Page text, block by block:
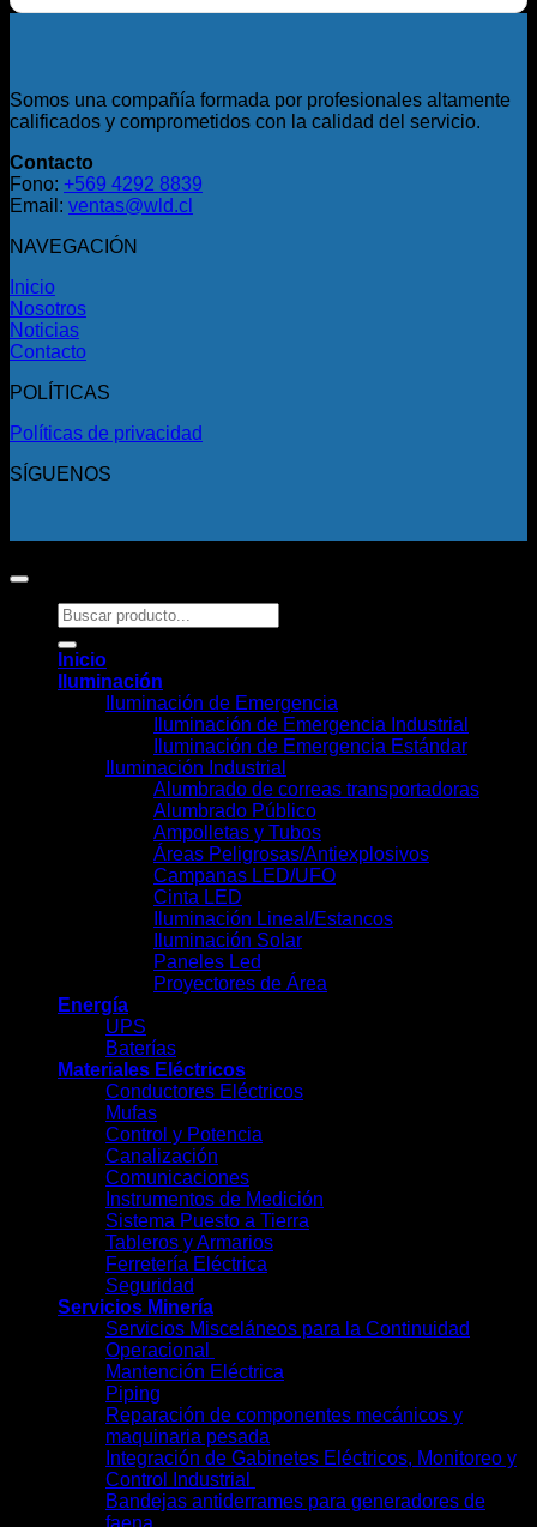
Somos una compañía formada por profesionales altamente
calificados y comprometidos con la calidad del servicio.
Contacto
Fono: +569 4292 8839
Email: ventas@wld.cl
NAVEGACIÓN
Inicio
Nosotros
Noticias
Contacto
POLÍTICAS
Políticas de privacidad
SÍGUENOS
Buscar
por:
Inicio
Iluminación
Iluminación de Emergencia
Iluminación de Emergencia Industrial
Iluminación de Emergencia Estándar
Iluminación Industrial
Alumbrado de correas transportadoras
Alumbrado Público
Ampolletas y Tubos
Áreas Peligrosas/Antiexplosivos
Campanas LED/UFO
Cinta LED
Iluminación Lineal/Estancos
Iluminación Solar
Paneles Led
Proyectores de Área
Energía
UPS
Baterías
Materiales Eléctricos
Conductores Eléctricos
Mufas
Control y Potencia
Canalización
Comunicaciones
Instrumentos de Medición
Sistema Puesto a Tierra
Tableros y Armarios
Ferretería Eléctrica
Seguridad
Servicios Minería
Servicios Misceláneos para la Continuidad
Operacional
Mantención Eléctrica
Piping
Reparación de componentes mecánicos y
maquinaria pesada
Integración de Gabinetes Eléctricos, Monitoreo y
Control Industrial
Bandejas antiderrames para generadores de
faena